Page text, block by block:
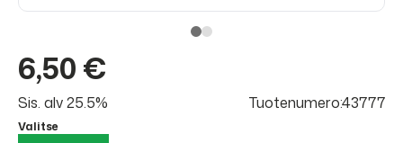
6,50 €
Sis. alv 25.5% Tuotenumero:43777
Valitse